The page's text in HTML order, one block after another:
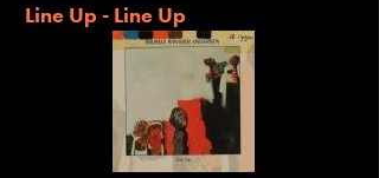
Line Up - Line Up